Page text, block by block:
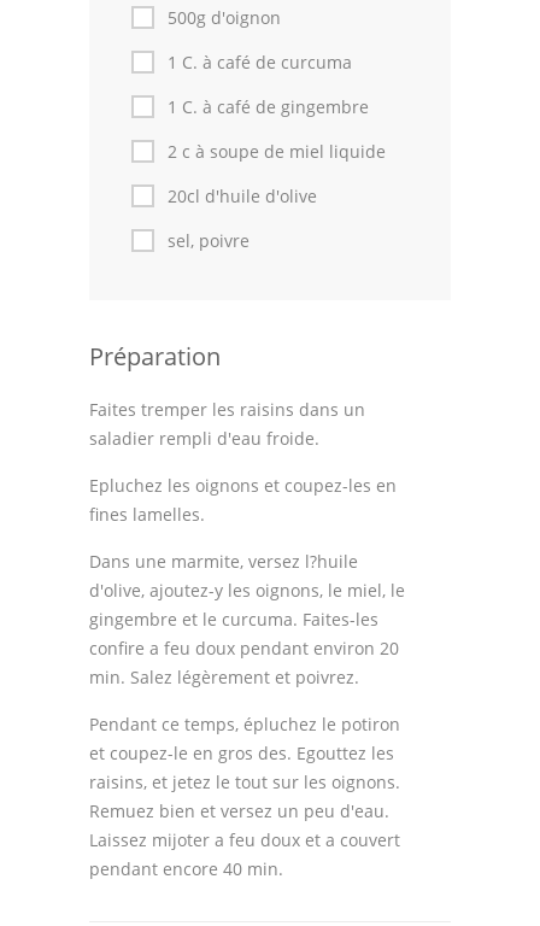
Thèmes
Espace Personnel
500g d'oignon
1 C. à café de curcuma
1 C. à café de gingembre
2 c à soupe de miel liquide
20cl d'huile d'olive
sel, poivre
Préparation
Faites tremper les raisins dans un
saladier rempli d'eau froide.
Epluchez les oignons et coupez-les en
fines lamelles.
Dans une marmite, versez l?huile
d'olive, ajoutez-y les oignons, le miel, le
gingembre et le curcuma. Faites-les
confire a feu doux pendant environ 20
min. Salez légèrement et poivrez.
Pendant ce temps, épluchez le potiron
et coupez-le en gros des. Egouttez les
raisins, et jetez le tout sur les oignons.
Remuez bien et versez un peu d'eau.
Laissez mijoter a feu doux et a couvert
pendant encore 40 min.